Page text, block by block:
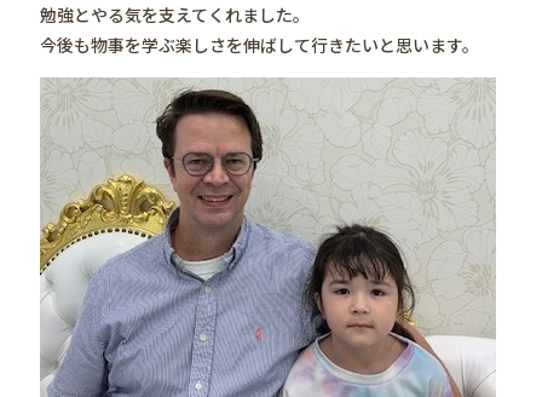
勉強とやる気を支えてくれました。
今後も物事を学ぶ楽しさを伸ばして行きたいと思います。